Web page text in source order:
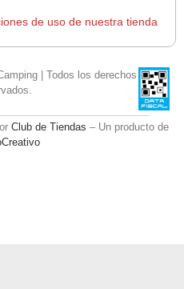
de uso de nuestra tienda
| Todos los derechos
Club de Tiendas – Un producto de